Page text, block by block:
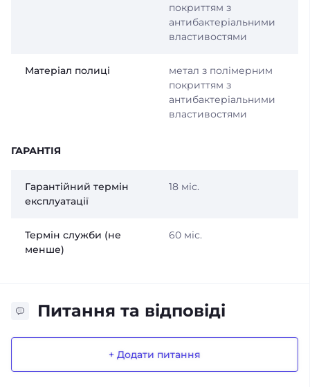
покриттям з
антибактеріальними
властивостями
Матеріал полиці
метал з полімерним
покриттям з
антибактеріальними
властивостями
ГАРАНТІЯ
Гарантійний термін
експлуатації
18 міс.
Термін служби (не
менше)
60 міс.
Питання та відповіді
+ Додати питання